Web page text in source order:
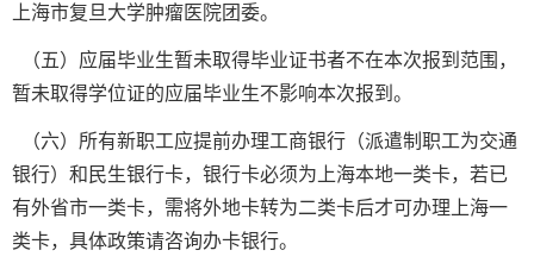
上海市复旦大学肿瘤医院团委。
（五）应届毕业生暂未取得毕业证书者不在本次报到范围，
暂未取得学位证的应届毕业生不影响本次报到。
（六）所有新职工应提前办理工商银行（派遣制职工为交通
银行）和民生银行卡，银行卡必须为上海本地一类卡，若已
有外省市一类卡，需将外地卡转为二类卡后才可办理上海一
类卡，具体政策请咨询办卡银行。